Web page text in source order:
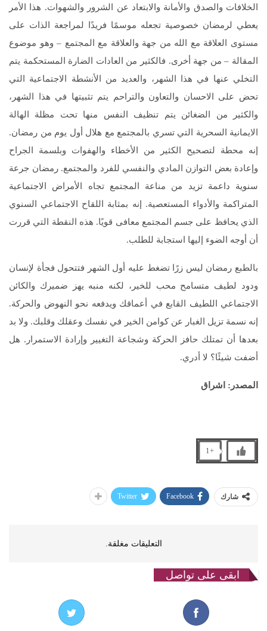
الخلافات والصدق والأمانة والابتعاد عن الشرور والشهوات. هذا الأمر
يعطي لرمضان خصوصية تجعله موسمًا فريدًا لمراجعة الذات على
مستوى العلاقة مع الله من جهة والعلاقة مع المجتمع – وهو موضوع
المقالة – من جهة أخرى. فالكثير من العادات الضارة المستحكمة يتم
التخلي عنها في هذا الشهر، والعديد من الأنشطة الاجتماعية التي
تحض على الاحسان والتعاون والتراحم يتم تثبيتها في هذا الشهر،
والكثير من الضغائن يتم تنظيف النفس منها تحت مظلة الهالة
الايمانية السحرية التي تسري بالمجتمع مع هلال أول يوم من رمضان.
إنه محطة لتصحيح الكثير من الأخطاء والهفوات وبلسمة الجراح
وإعادة بعض التوازن المادي والنفسي للفرد والمجتمع. رمضان جرعة
سنوية داعمة تزيد من مناعة المجتمع تجاه الأمراض الاجتماعية
المتراكمة والأدواء المستعصية. إنه بمثابة اللقاح الاجتماعي السنوي
الذي يحافظ على جسم المجتمع معافى قويًا. هذه النقطة التي قررت
أن أوجه الضوء إليها استجابة للطلب.
بالطبع رمضان ليس زرًا تضغط عليه أول الشهر فتتحول فجأة لإنسان
ودود لطيف متسامح محب للخير، لكنه منبه يهز ضميرك والكائن
الاجتماعي اللطيف القابع في أعماقك ويدفعه نحو النهوض والحركة.
إنه نسمة تزيل الغبار عن كوامن الخير في نفسك وعقلك وقلبك. ولا بد
بعدها أن تمتلك حافز الحركة وشجاعة التغيير وإرادة الاستمرار. هل
أضفت شيئًا؟ لا أدري.
المصدر: اشراق
+1
شارك Facebook
Twitter
التعليقات مغلقة.
ابقى على تواصل